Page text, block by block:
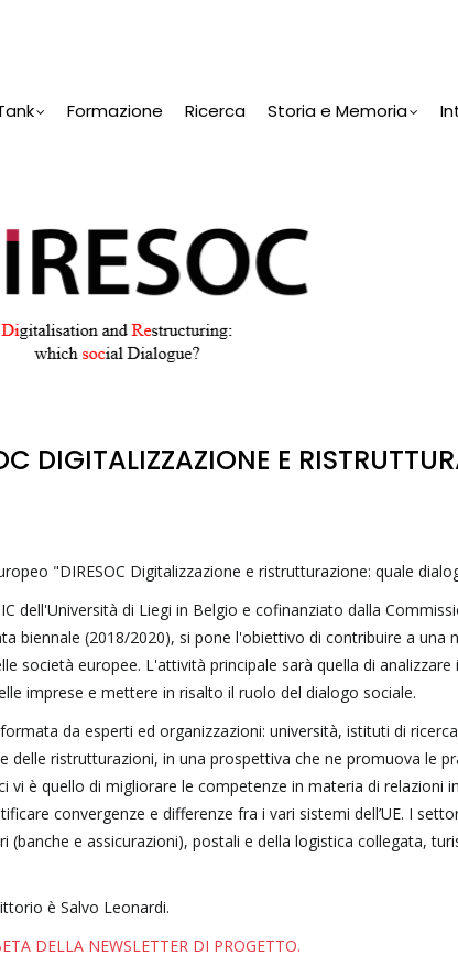
Formazione Ricerca Storia e Memoria
DIGITALIZZAZIONE E
"DIRESOC Digitalizzazione e ristrutturazione: quale
dell'Università di Liegi in Belgio e cofinanziato dalla
biennale (2018/2020), si pone l'obiettivo di contribuire a una
società europee. L'attività principale sarà quella di
imprese e mettere in risalto il ruolo del dialogo sociale.
da esperti ed organizzazioni: università, istituti di
delle ristrutturazioni, in una prospettiva che ne promuova le
vi è quello di migliorare le competenze in materia di relazioni
convergenze e differenze fra i vari sistemi dell’UE. I
(banche e assicurazioni), postali e della logistica collegata,
è Salvo Leonardi.
DELLA NEWSLETTER DI PROGETTO.